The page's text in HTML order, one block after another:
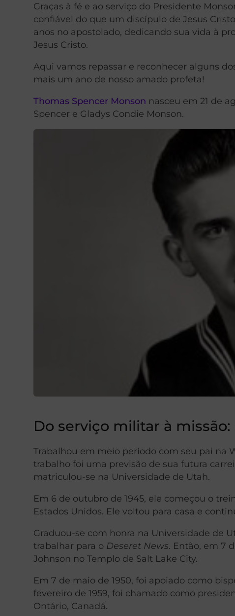
Graças à fé e ao serviço do Presidente
confiável do que um discípulo de Jesus
anos no apostolado, dedicando sua vida à
Jesus Cristo.
Aqui vamos repassar e reconhecer alguns
mais um ano de nosso amado profeta!
Thomas Spencer Monson nasceu em 21 de
Spencer e Gladys Condie Monson.
Do serviço militar à
Trabalhou em meio período com seu pai na
trabalho foi uma previsão de sua futura
matriculou-se na Universidade de Utah.
Em 6 de outubro de 1945, ele começou o
Estados Unidos. Ele voltou para casa e
Graduou-se com honra na Universidade de
trabalhar para o Deseret News. Então, em 7
Johnson no Templo de Salt Lake City.
Em 7 de maio de 1950, foi apoiado como
fevereiro de 1959, foi chamado como
Ontário, Canadá.